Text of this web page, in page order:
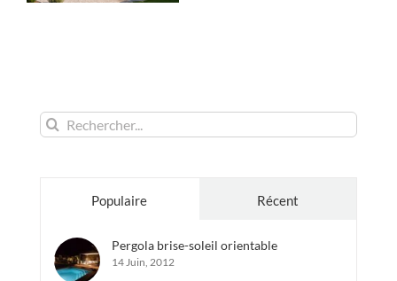
Rechercher:
Populaire Récent
Pergola brise-soleil orientable
14 Juin, 2012